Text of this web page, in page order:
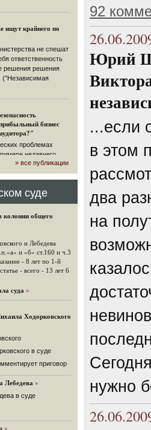
ищут крайнего по
не спешат
ответственность
решения решения
("Независимая
бизнес
проблемах
недавнего
решения по
санкциям со
оказались под
суда"
"Neue Zuercher
судебном
может выйти из-
о помощи.
глава
выбить из фонда
» все публикации
суде
колонии общего
и Лебедева
и «б» ст.160 и ч.3
- 8 лет по 1-й
- всего - 13 лет 6
суда »
Ходорковского
в суде
приговор
Лебедева »
в суде
»
92
Юрий
...если
в этом
два
на
нужно